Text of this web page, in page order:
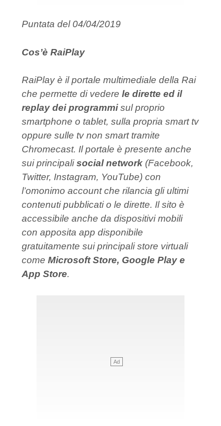
Puntata del 04/04/2019
Cos’è RaiPlay
RaiPlay è il portale multimediale della Rai
che permette di vedere le dirette ed il
replay dei programmisul proprio
smartphone o tablet, sulla propria smart tv
oppure sulle tv non smart tramite
Chromecast. Il portale è presente anche
sui principalisocial network (Facebook,
Twitter, Instagram, YouTube) con
l’omonimo account che rilancia gli ultimi
contenuti pubblicati o le dirette. Il sito è
accessibile anche da dispositivi mobili
con apposita app disponibile
gratuitamente sui principali store virtuali
come Microsoft Store, Google Play e
App Store.